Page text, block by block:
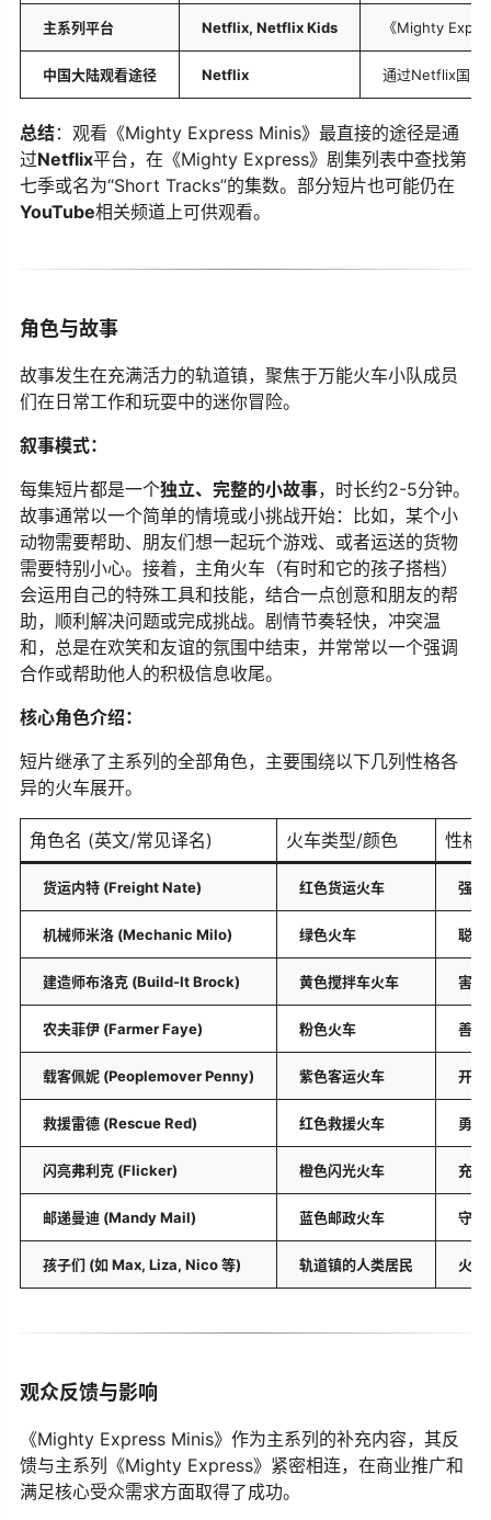
主系列平台 Netflix, Netflix Kids 《Mighty
中国大陆观看途径 Netflix 通过Netflix国际
总结：观看《Mighty Express Minis》最直接的途径是通
过Netflix平台，在《Mighty Express》剧集列表中查找第
七季或名为“Short Tracks”的集数。部分短片也可能仍在
YouTube相关频道上可供观看。
角色与故事
故事发生在充满活力的轨道镇，聚焦于万能火车小队成员
们在日常工作和玩耍中的迷你冒险。
叙事模式：
每集短片都是一个独立、完整的小故事，时长约2-5分钟。
故事通常以一个简单的情境或小挑战开始：比如，某个小
动物需要帮助、朋友们想一起玩个游戏、或者运送的货物
需要特别小心。接着，主角火车（有时和它的孩子搭档）
会运用自己的特殊工具和技能，结合一点创意和朋友的帮
助，顺利解决问题或完成挑战。剧情节奏轻快，冲突温
和，总是在欢笑和友谊的氛围中结束，并常常以一个强调
合作或帮助他人的积极信息收尾。
核心角色介绍：
短片继承了主系列的全部角色，主要围绕以下几列性格各
异的火车展开。
角色名 (英文/常见译名) 火车类型/颜色 性格
货运内特 (Freight Nate) 红色货运火车 强壮
机械师米洛 (Mechanic Milo) 绿色火车 聪明
建造师布洛克 (Build-It Brock) 黄色搅拌车火车 害羞
农夫菲伊 (Farmer Faye) 粉色火车 善良
载客佩妮 (Peoplemover Penny) 紫色客运火车 开朗
救援雷德 (Rescue Red) 红色救援火车 勇敢
闪亮弗利克 (Flicker) 橙色闪光火车 充满
邮递曼迪 (Mandy Mail) 蓝色邮政火车 守时
孩子们 (如 Max, Liza, Nico 等) 轨道镇的人类居民 火车
观众反馈与影响
《Mighty Express Minis》作为主系列的补充内容，其反
馈与主系列《Mighty Express》紧密相连，在商业推广和
满足核心受众需求方面取得了成功。